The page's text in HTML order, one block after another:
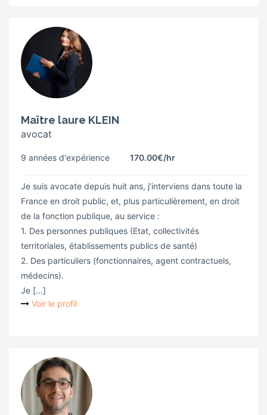
Maître laure KLEIN
avocat
9 années d'expérience 170.00€/hr
Je suis avocate depuis huit ans, j’interviens dans toute la
France en droit public, et, plus particulièrement, en droit
de la fonction publique, au service :
1. Des personnes publiques (Etat, collectivités
territoriales, établissements publics de santé)
2. Des particuliers (fonctionnaires, agent contractuels,
médecins).
Je [...]
Voir le profil